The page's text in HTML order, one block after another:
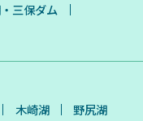
三保ダム
木崎湖 野尻湖